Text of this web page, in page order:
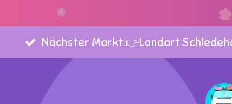
Nächster Markt:👉Landart